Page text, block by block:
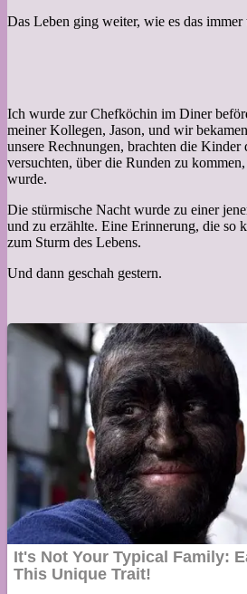
Das Leben ging weiter, wie es das immer
Ich wurde zur Chefköchin im Diner
meiner Kollegen, Jason, und wir
unsere Rechnungen, brachten die Kinder
versuchten, über die Runden zu
wurde.
Die stürmische Nacht wurde zu einer
und zu erzählte. Eine Erinnerung, die so
zum Sturm des Lebens.
Und dann geschah gestern.